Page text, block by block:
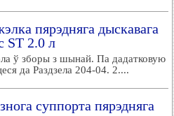
пярэдняга дыскавага
ST 2.0 л
ў зборы з шынай. Па дадатковую
да Раздзела 204-04. 2....
суппорта пярэдняга